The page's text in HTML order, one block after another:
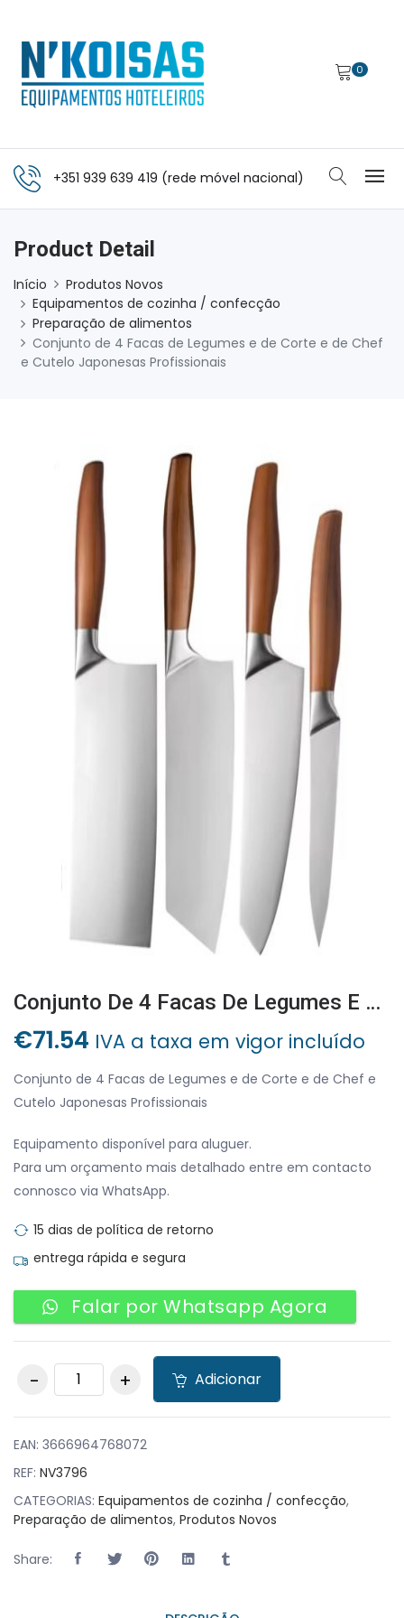
0
+351 939 639 419 (rede móvel nacional)
Product Detail
Início
Produtos Novos
Equipamentos de cozinha / confecção
Preparação de alimentos
Conjunto de 4 Facas de Legumes e de Corte e de Chef
e Cutelo Japonesas Profissionais
Conjunto De 4 Facas De Legumes E De Corte E De Chef E Cutelo Japonesas Profissionais
€71.54 IVA a taxa em vigor incluído
Conjunto de 4 Facas de Legumes e de Corte e de Chef e
Cutelo Japonesas Profissionais
Equipamento disponível para aluguer.
Para um orçamento mais detalhado entre em contacto
connosco via WhatsApp.
15 dias de política de retorno
entrega rápida e segura
Falar por Whatsapp Agora
Conjunto de 4
Facas de Legumes e
Profissionais
quantity
Adicionar
EAN: 3666964768072
REF: NV3796
CATEGORIAS: Equipamentos de cozinha / confecção,
Preparação de alimentos, Produtos Novos
Share: